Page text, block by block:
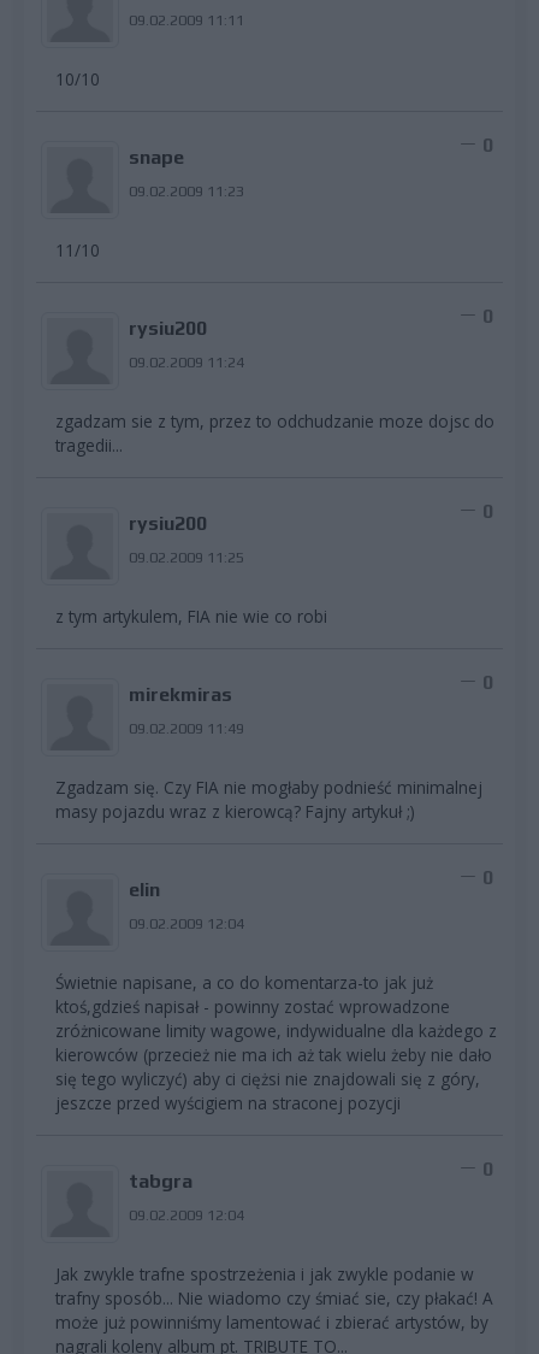
09.02.2009 11:11
10/10
snape
09.02.2009 11:23
0
11/10
rysiu200
09.02.2009 11:24
0
zgadzam sie z tym, przez to odchudzanie moze dojsc do
tragedii...
rysiu200
09.02.2009 11:25
0
z tym artykulem, FIA nie wie co robi
mirekmiras
09.02.2009 11:49
0
Zgadzam się. Czy FIA nie mogłaby podnieść minimalnej
masy pojazdu wraz z kierowcą? Fajny artykuł ;)
elin
09.02.2009 12:04
0
Świetnie napisane, a co do komentarza-to jak już
ktoś,gdzieś napisał - powinny zostać wprowadzone
zróżnicowane limity wagowe, indywidualne dla każdego z
kierowców (przecież nie ma ich aż tak wielu żeby nie dało
się tego wyliczyć) aby ci ciężsi nie znajdowali się z góry,
jeszcze przed wyścigiem na straconej pozycji
tabgra
09.02.2009 12:04
0
Jak zwykle trafne spostrzeżenia i jak zwykle podanie w
trafny sposób... Nie wiadomo czy śmiać sie, czy płakać! A
może już powinniśmy lamentować i zbierać artystów, by
nagrali koleny album pt. TRIBUTE TO...